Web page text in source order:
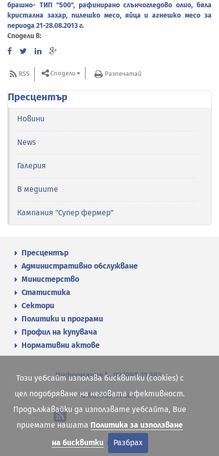
брашно- ТИП "500", рафинирано слънчогледово олио, бяла
кристална захар, пилешко месо, яйца и агнешко месо за
периода 21-28.08.2013 г.
Сподели в:
RSS Сподели Разпечатай
Пресцентър
Новини
News
Галерия
В медиите
Кампания "Супер фермер"
Пресцентър
Административно обслужване
Министерство
Статистика
Сектори
Политики и програми
Профил на купувача
Нормативни актове
Информация 02/985 11 383
02/985 11 384
Карта на сайта
Този уебсайт използва бисквитки (cookies) с
цел подобряване на неговата ефективност.
Продължавайки да използвате уебсайта, Вие
приемате нашата Политика за използване
на бисквитки
Разбрах